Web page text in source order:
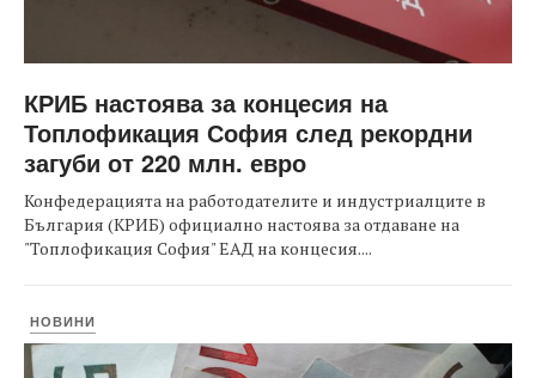
КРИБ настоява за концесия на
Топлофикация София след рекордни
загуби от 220 млн. евро
Конфедерацията на работодателите и индустриалците в
България (КРИБ) официално настоява за отдаване на
"Топлофикация София" ЕАД на концесия....
НОВИНИ